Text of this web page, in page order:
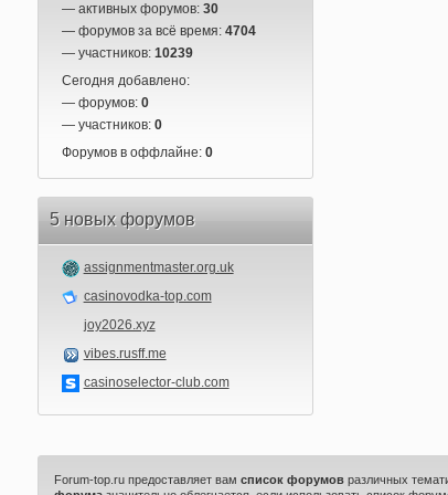
— активных форумов: 30
— форумов за всё время: 4704
— участников: 10239
Сегодня добавлено:
— форумов: 0
— участников: 0
Форумов в оффлайне: 0
5 новых форумов
assignmentmaster.org.uk
casinovodka-top.com
joy2026.xyz
vibes.rusff.me
casinoselector-club.com
Forum-top.ru предоставляет вамсписок форумов различных